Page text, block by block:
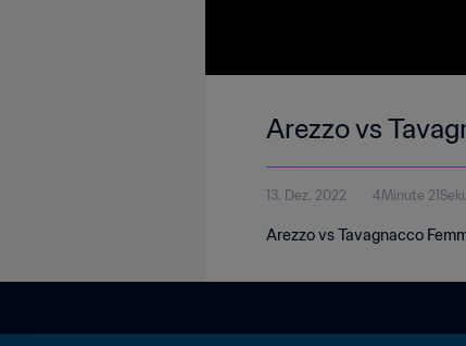
Arezzo vs
13. Dez. 2022 4Minute
Arezzo vs Tavagnacco